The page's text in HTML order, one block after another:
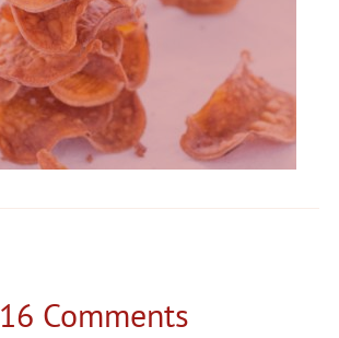
16 Comments